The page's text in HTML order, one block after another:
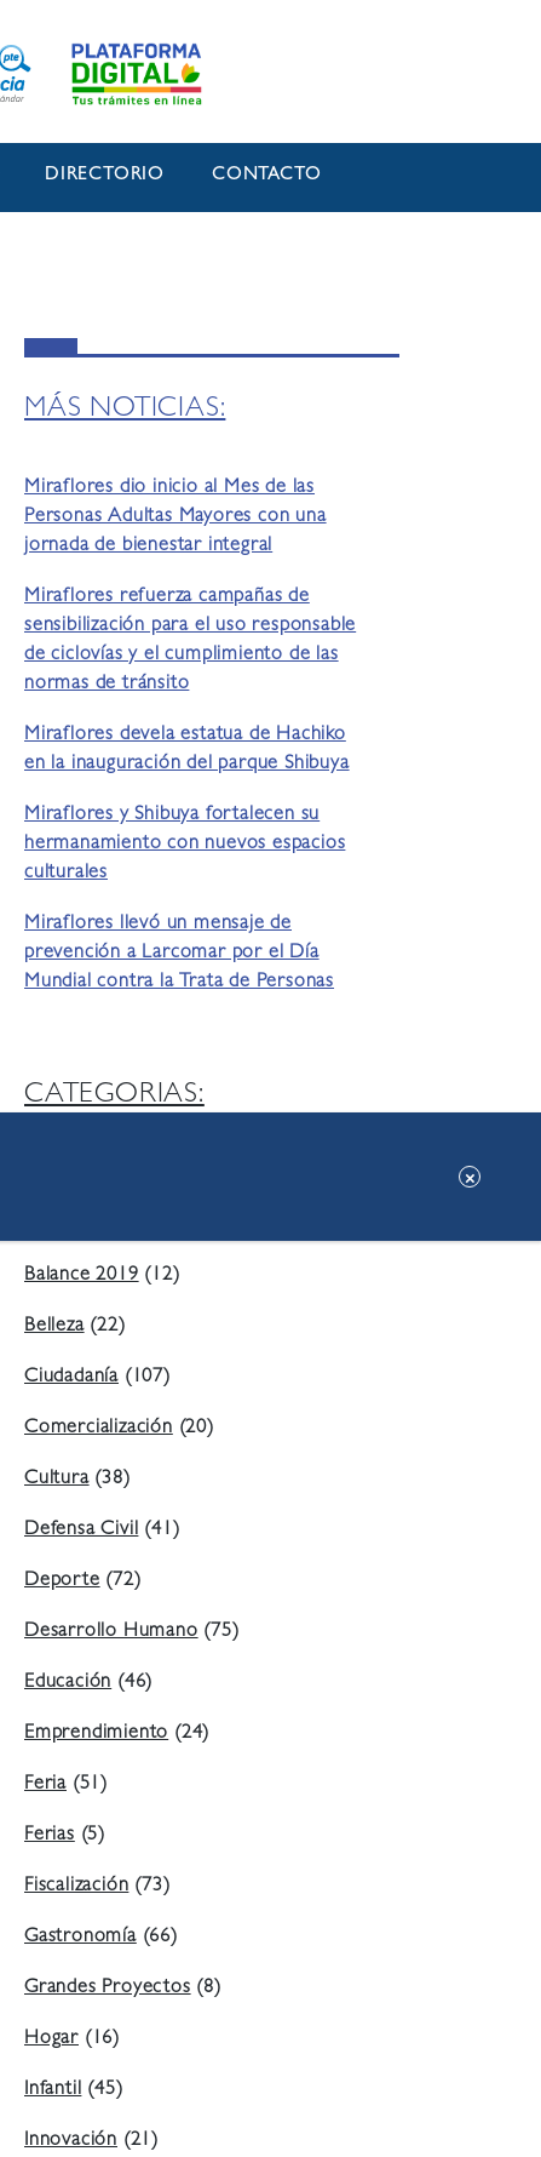
DIRECTORIO CONTACTO
MÁS NOTICIAS:
Miraflores dio inicio al Mes de las
Personas Adultas Mayores con una
jornada de bienestar integral
Miraflores refuerza campañas de
sensibilización para el uso responsable
de ciclovías y el cumplimiento de las
normas de tránsito
Miraflores devela estatua de Hachiko
en la inauguración del parque Shibuya
Miraflores y Shibuya fortalecen su
hermanamiento con nuevos espacios
culturales
Miraflores llevó un mensaje de
prevención a Larcomar por el Día
Mundial contra la Trata de Personas
CATEGORIAS:
Balance 2019(12)
Belleza(22)
Ciudadanía (107)
Comercialización(20)
Cultura(38)
Defensa Civil(41)
Deporte(72)
Desarrollo Humano(75)
Educación(46)
Emprendimiento(24)
Feria (51)
Ferias(5)
Fiscalización(73)
Gastronomía(66)
Grandes Proyectos(8)
Hogar (16)
Infantil(45)
Innovación (21)